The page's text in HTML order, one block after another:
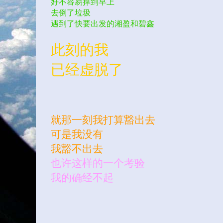
好不容易撑到早上
去倒了垃圾
遇到了快要出发的湘盈和碧鑫
此刻的我
已经虚脱了
就那一刻我打算豁出去
可是我没有
我豁不出去
也许这样的一个考验
我的确经不起